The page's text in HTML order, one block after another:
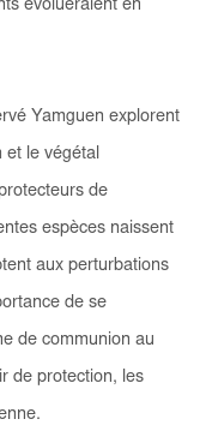
évolueraient en
Yamguen explorent
et le végétal
de
espèces naissent
aux perturbations
de se
de communion au
de protection, les